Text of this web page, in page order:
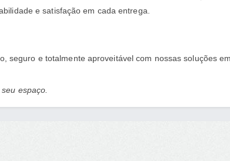
e satisfação em cada entrega.
seguro e totalmente aproveitável com nossas soluções
espaço.